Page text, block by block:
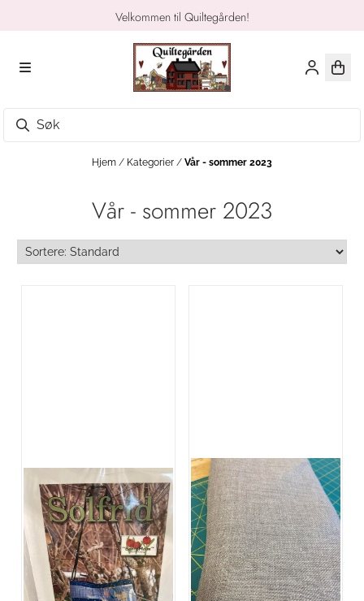
Velkommen til Quiltegården!
Hjem / Kategorier / Vår - sommer 2023
Vår - sommer 2023